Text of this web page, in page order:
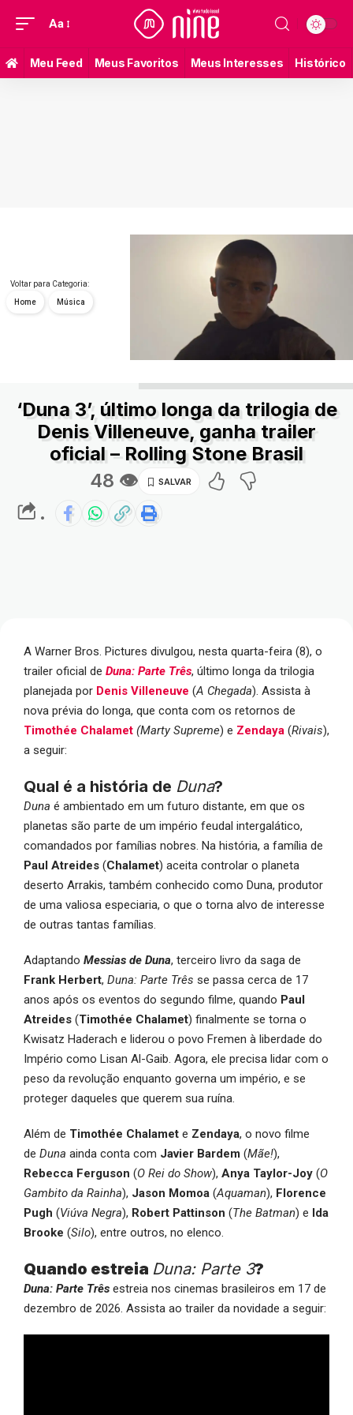
Aa
Meu Feed Meus Favoritos Meus Interesses Histórico
Voltar para Categoria:
Home Música
‘Duna 3’, último longa da trilogia de
Denis Villeneuve, ganha trailer
oficial – Rolling Stone Brasil
48 👁
.
A Warner Bros. Pictures divulgou, nesta quarta-feira (8), o
trailer oficial de Duna: Parte Três, último longa da trilogia
planejada por Denis Villeneuve (A Chegada). Assista à
nova prévia do longa, que conta com os retornos de
Timothée Chalamet (Marty Supreme) e Zendaya (Rivais),
a seguir:
Qual é a história de Duna?
Duna é ambientado em um futuro distante, em que os
planetas são parte de um império feudal intergalático,
comandados por famílias nobres. Na história, a família de
Paul Atreides (Chalamet) aceita controlar o planeta
deserto Arrakis, também conhecido como Duna, produtor
de uma valiosa especiaria, o que o torna alvo de interesse
de outras tantas famílias.
Adaptando Messias de Duna, terceiro livro da saga de
Frank Herbert, Duna: Parte Três se passa cerca de 17
anos após os eventos do segundo filme, quando Paul
Atreides (Timothée Chalamet) finalmente se torna o
Kwisatz Haderach e liderou o povo Fremen à liberdade do
Império como Lisan Al-Gaib. Agora, ele precisa lidar com o
peso da revolução enquanto governa um império, e se
proteger daqueles que querem sua ruína.
Além de Timothée Chalamet e Zendaya, o novo filme
de Duna ainda conta com Javier Bardem (Mãe!),
Rebecca Ferguson (O Rei do Show), Anya Taylor-Joy (O
Gambito da Rainha), Jason Momoa (Aquaman), Florence
Pugh (Viúva Negra), Robert Pattinson (The Batman) e Ida
Brooke (Silo), entre outros, no elenco.
Quando estreia Duna: Parte 3?
Duna: Parte Três estreia nos cinemas brasileiros em 17 de
dezembro de 2026. Assista ao trailer da novidade a seguir: